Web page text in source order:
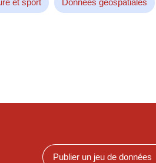
et sport Données géospatiales
Publier un jeu de données